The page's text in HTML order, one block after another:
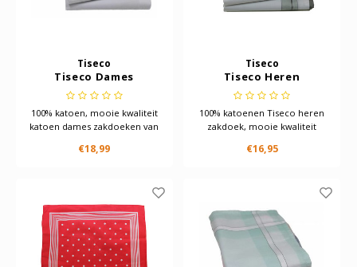
Tiseco
Tiseco Dames
zakdoeken Luxe wit 12
100% katoen, mooie kwaliteit
katoen dames zakdoeken van
€18,99
Tiseco
Tiseco Heren
zakdoeken Jack 12
100% katoenen Tiseco heren
zakdoek, mooie kwaliteit
uni witte ondergrond
€16,95